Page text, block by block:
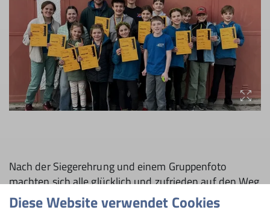
Nach der Siegerehrung und einem Gruppenfoto
machten sich alle glücklich und zufrieden auf den Weg
nach Hause.
Diese Website verwendet Cookies